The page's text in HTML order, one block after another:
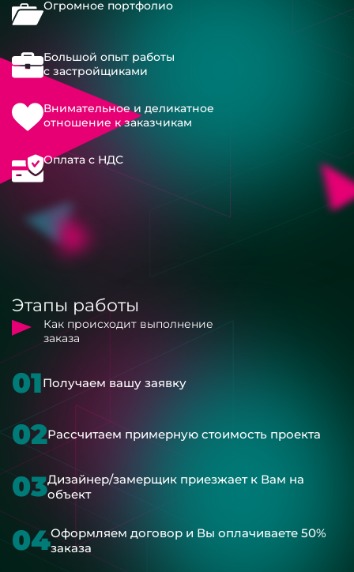
Огромное портфолио
Большой опыт работы
с застройщиками
Внимательное и деликатное
отношение к заказчикам
Оплата с НДС
Этапы работы
Как происходит выполнение
заказа
01Получаем вашу заявку
02Рассчитаем примерную стоимость проекта
03Дизайнер/замерщик приезжает к Вам на
объект
04Оформляем договор и Вы оплачиваете 50%
заказа